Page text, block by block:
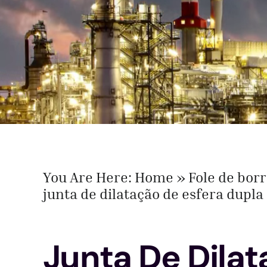
You Are Here: Home Fole de
junta de dilatação de esfera dupla
Junta De